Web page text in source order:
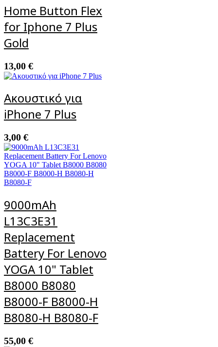
Home Button Flex
for Iphone 7 Plus
Gold
13,00 €
Ακουστικό για
iPhone 7 Plus
3,00 €
9000mAh
L13C3E31
Replacement
Battery For Lenovo
YOGA 10" Tablet
B8000 B8080
B8000-F B8000-H
B8080-H B8080-F
55,00 €